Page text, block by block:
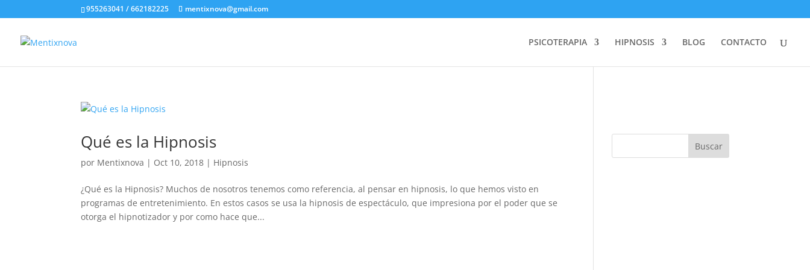
955263041 / 662182225 mentixnova@gmail.com
PSICOTERAPIA HIPNOSIS BLOG CONTACTO
Qué es la Hipnosis
por Mentixnova | Oct 10, 2018 | Hipnosis
¿Qué es la Hipnosis? Muchos de nosotros tenemos como referencia, al pensar en hipnosis, lo que hemos visto en
programas de entretenimiento. En estos casos se usa la hipnosis de espectáculo, que impresiona por el poder que se
otorga el hipnotizador y por como hace que...